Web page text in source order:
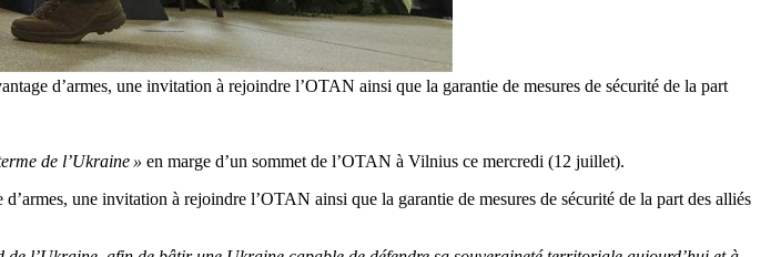
d’armes, une invitation à rejoindre l’OTAN ainsi que la garantie de mesures de sécurité de la part
de l’Ukraine » en marge d’un sommet de l’OTAN à Vilnius ce mercredi (12 juillet).
une invitation à rejoindre l’OTAN ainsi que la garantie de mesures de sécurité de la part des alliés